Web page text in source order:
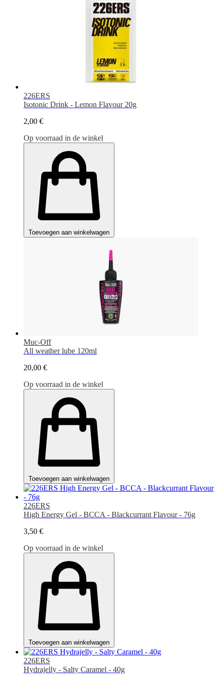
226ERS
Isotonic Drink - Lemon Flavour 20g
2,00 €
Op voorraad in de winkel
Toevoegen aan winkelwagen
Muc-Off
All weather lube 120ml
20,00 €
Op voorraad in de winkel
Toevoegen aan winkelwagen
226ERS
High Energy Gel - BCCA - Blackcurrant Flavour - 76g
3,50 €
Op voorraad in de winkel
Toevoegen aan winkelwagen
226ERS
Hydrajelly - Salty Caramel - 40g